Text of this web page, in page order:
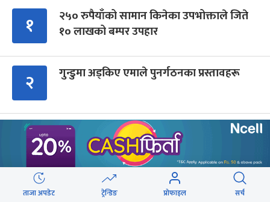
१
२५० रुपैयाँको सामान किनेका उपभोक्ताले जिते
१० लाखको बम्पर उपहार
२ गुन्डुमा अड्किए एमाले पुनर्गठनका प्रस्तावहरू
३ प्रज्ञाका तीन कुलपतिको शपथ (तस्वीरहरू)
पर्वतारोही पुरबहादुर गुरुङको अन्त्येष्टि
ताजा अपडेट ट्रेन्डिङ प्रोफाइल सर्च